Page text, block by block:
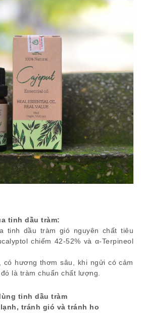
tinh dầu tràm:
tinh dầu tràm gió nguyên chất tiêu
chiếm 42-52% và α-Terpineol
có hương thơm sâu, khi ngửi có cảm
là tràm chuẩn chất lượng.
tinh dầu tràm
tránh gió và tránh ho